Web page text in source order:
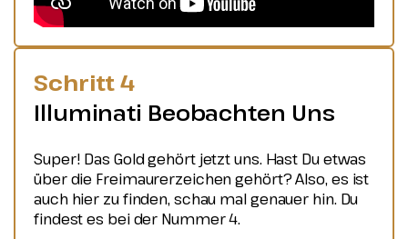
Schritt 4
Illuminati Beobachten Uns
Super! Das Gold gehört jetzt uns. Hast Du etwas
über die Freimaurerzeichen gehört? Also, es ist
auch hier zu finden, schau mal genauer hin. Du
findest es bei der Nummer 4.